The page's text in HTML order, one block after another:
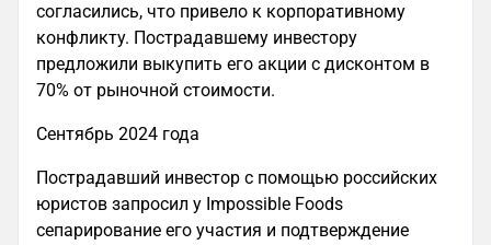
согласились, что привело к корпоративному
конфликту. Пострадавшему инвестору
предложили выкупить его акции с дисконтом в
70% от рыночной стоимости.
Сентябрь 2024 года
Пострадавший инвестор с помощью российских
юристов запросил у Impossible Foods
сепарирование его участия и подтверждение